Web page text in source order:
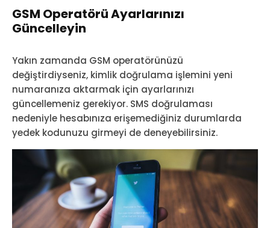
GSM Operatörü Ayarlarınızı
Güncelleyin
Yakın zamanda GSM operatörünüzü
değiştirdiyseniz, kimlik doğrulama işlemini yeni
numaranıza aktarmak için ayarlarınızı
güncellemeniz gerekiyor. SMS doğrulaması
nedeniyle hesabınıza erişemediğiniz durumlarda
yedek kodunuzu girmeyi de deneyebilirsiniz.